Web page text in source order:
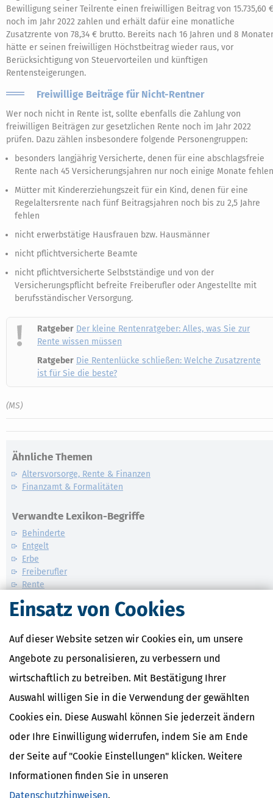
Einsatz von Cookies
Auf dieser Website setzen wir Cookies ein, um unsere
Angebote zu personalisieren, zu verbessern und
wirtschaftlich zu betreiben. Mit Bestätigung Ihrer
Auswahl willigen Sie in die Verwendung der gewählten
Cookies ein. Diese Auswahl können Sie jederzeit ändern
oder Ihre Einwilligung widerrufen, indem Sie am Ende
der Seite auf "Cookie Einstellungen" klicken. Weitere
Informationen finden Sie in unseren
Datenschutzhinweisen.
Bewilligung seiner Teilrente einen freiwilligen Beitrag von 15.735,60 €
noch im Jahr 2022 zahlen und erhält dafür eine monatliche
Zusatzrente von 78,34 € brutto. Bereits nach 16 Jahren und 8
hätte er seinen freiwilligen Höchstbeitrag wieder raus, vor
Berücksichtigung von Steuervorteilen und künftigen
Rentensteigerungen.
Freiwillige Beiträge für Nicht-Rentner
Wer noch nicht in Rente ist, sollte ebenfalls die Zahlung von
freiwilligen Beiträgen zur gesetzlichen Rente noch im Jahr 2022
prüfen. Dazu zählen insbesondere folgende Personengruppen:
besonders langjährig Versicherte, denen für eine abschlagsfreie
Rente nach 45 Versicherungsjahren nur noch einige Monate fehlen
Mütter mit Kindererziehungszeit für ein Kind, denen für eine
Regelaltersrente nach fünf Beitragsjahren noch bis zu 2,5 Jahre
fehlen
nicht erwerbstätige Hausfrauen bzw. Hausmänner
nicht pflichtversicherte Beamte
nicht pflichtversicherte Selbstständige und von der
Versicherungspflicht befreite Freiberufler oder Angestellte mit
berufsständischer Versorgung.
Ratgeber Der kleine Rentenratgeber: Alles, was Sie zur
Rente wissen müssen
Ratgeber Die Rentenlücke schließen: Welche Zusatzrente
ist für Sie die beste?
(MS)
Ähnliche Themen
Altersvorsorge, Rente & Finanzen
Finanzamt & Formalitäten
Verwandte Lexikon-Begriffe
Behinderte
Entgelt
Erbe
Freiberufler
Rente
Weitere News zum Thema
Blitzermarathon & Speedweek: Termine, Bußgelder & Strafen